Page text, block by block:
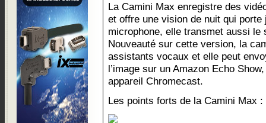
La Camini Max enregistre des
et offre une vision de nuit qui porte
microphone, elle transmet aussi le
Nouveauté sur cette version, la
assistants vocaux et elle peut
l’image sur un Amazon Echo
appareil Chromecast.
Les points forts de la Camini Max :